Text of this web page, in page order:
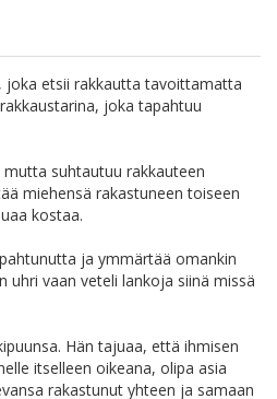
joka etsii rakkautta tavoittamatta
joka tapahtuu
suhtautuu rakkauteen
miehensä rakastuneen toiseen
kostaa.
ja ymmärtää omankin
uhri vaan veteli lankoja siinä missä
Hän tajuaa, että ihmisen
itselleen oikeana, olipa asia
rakastunut yhteen ja samaan